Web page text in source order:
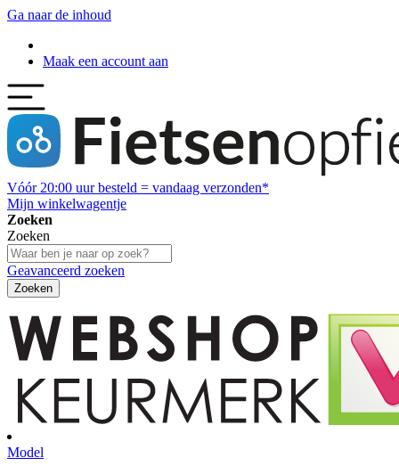
Ga naar de inhoud
Maak een account aan
Vóór 20:00 uur besteld = vandaag verzonden*
Mijn winkelwagentje
Zoeken
Zoeken
Geavanceerd zoeken
Zoeken
Model